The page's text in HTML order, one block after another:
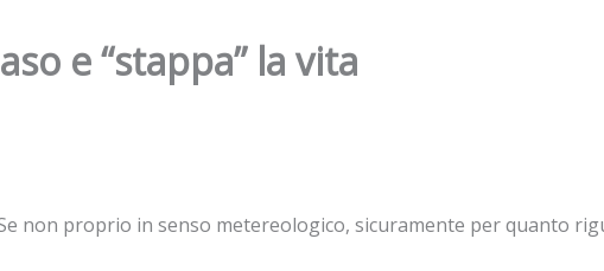
e “stappa” la vita
non proprio in senso metereologico, sicuramente per quanto